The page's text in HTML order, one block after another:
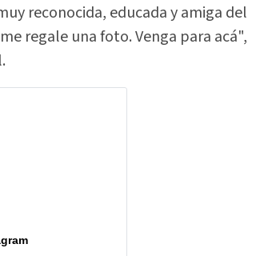
reconocida, educada y amiga del
regale una foto. Venga para acá",